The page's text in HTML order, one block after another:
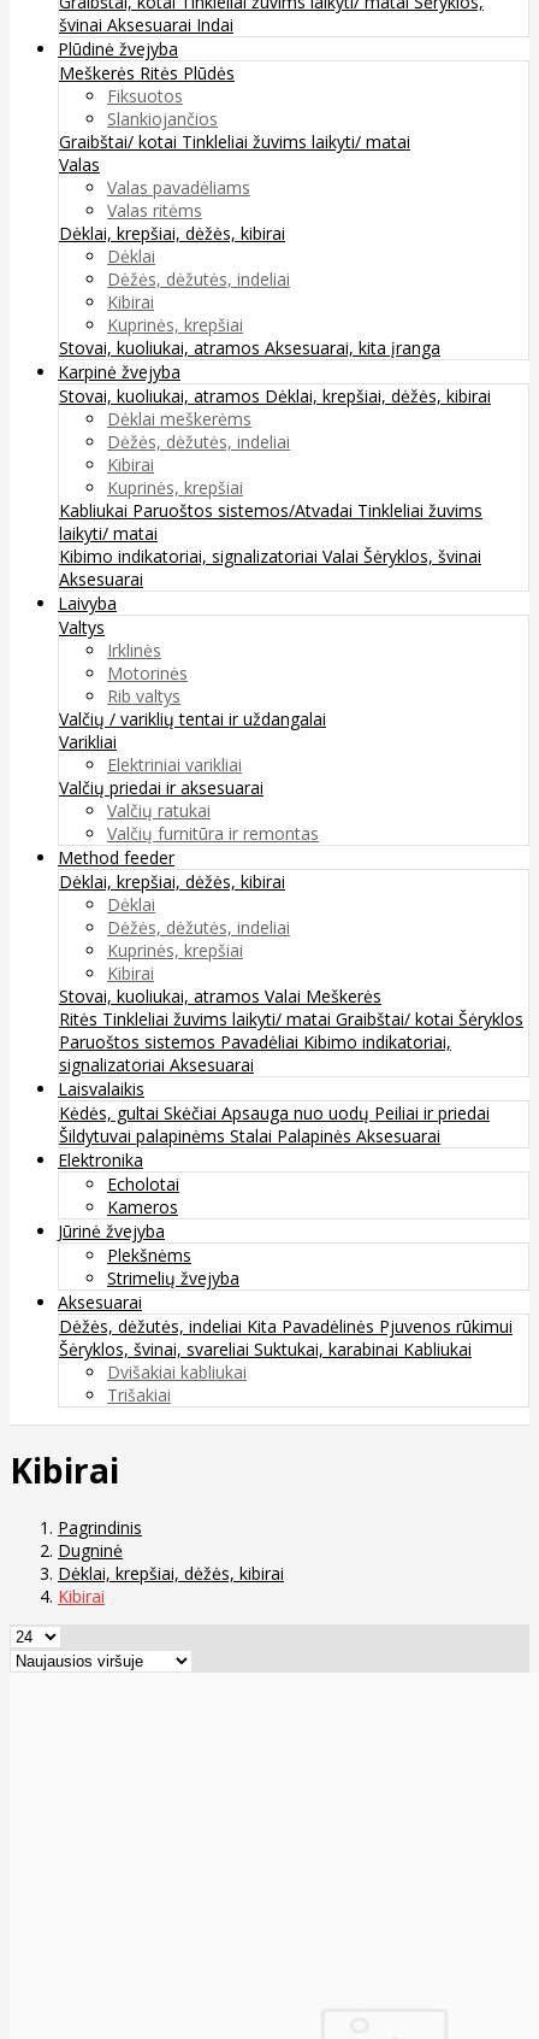
švinai Aksesuarai Indai
Plūdinė žvejyba
Meškerės Ritės Plūdės
Fiksuotos
Slankiojančios
Graibštai/ kotai Tinkleliai žuvims laikyti/ matai
Valas
Valas pavadėliams
Valas ritėms
Dėklai, krepšiai, dėžės, kibirai
Dėklai
Dėžės, dėžutės, indeliai
Kibirai
Kuprinės, krepšiai
Stovai, kuoliukai, atramos Aksesuarai, kita įranga
Karpinė žvejyba
Stovai, kuoliukai, atramos Dėklai, krepšiai, dėžės, kibirai
Dėklai meškerėms
Dėžės, dėžutės, indeliai
Kibirai
Kuprinės, krepšiai
Kabliukai Paruoštos sistemos/Atvadai Tinkleliai žuvims
laikyti/ matai
Kibimo indikatoriai, signalizatoriai Valai Šėryklos, švinai
Aksesuarai
Laivyba
Valtys
Irklinės
Motorinės
Rib valtys
Valčių / variklių tentai ir uždangalai
Varikliai
Elektriniai varikliai
Valčių priedai ir aksesuarai
Valčių ratukai
Valčių furnitūra ir remontas
Method feeder
Dėklai, krepšiai, dėžės, kibirai
Dėklai
Dėžės, dėžutės, indeliai
Kuprinės, krepšiai
Kibirai
Stovai, kuoliukai, atramos Valai Meškerės
Ritės Tinkleliai žuvims laikyti/ matai Graibštai/ kotai Šėryklos
Paruoštos sistemos Pavadėliai Kibimo indikatoriai,
signalizatoriai Aksesuarai
Laisvalaikis
Kėdės, gultai Skėčiai Apsauga nuo uodų Peiliai ir priedai
Šildytuvai palapinėms Stalai Palapinės Aksesuarai
Elektronika
Echolotai
Kameros
Jūrinė žvejyba
Plekšnėms
Strimelių žvejyba
Aksesuarai
Dėžės, dėžutės, indeliai Kita Pavadėlinės Pjuvenos rūkimui
Šėryklos, švinai, svareliai Suktukai, karabinai Kabliukai
Dvišakiai kabliukai
Trišakiai
Kibirai
Pagrindinis
Dugninė
Dėklai, krepšiai, dėžės, kibirai
Kibirai